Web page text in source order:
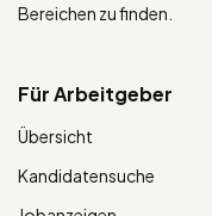
Bereichen zu finden.
Für Arbeitgeber
Übersicht
Kandidatensuche